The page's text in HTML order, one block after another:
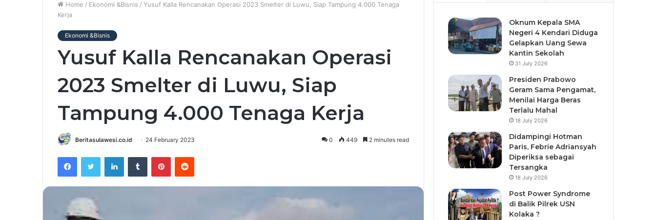
Home / Ekonomi &Bisnis / Yusuf Kalla Rencanakan Operasi 2023 Smelter di Luwu, Siap Tampung 4.000 Tenaga
Kerja
Ekonomi &Bisnis
Yusuf Kalla Rencanakan Operasi
2023 Smelter di Luwu, Siap
Tampung 4.000 Tenaga Kerja
Beritasulawesi.co.id 24 February 2023 0 449 2 minutes read
Oknum Kepala SMA
Negeri 4 Kendari Diduga
Gelapkan Uang Sewa
Kantin Sekolah
31 July 2026
Presiden Prabowo
Geram Sama Pengamat,
Menilai Harga Beras
Terlalu Mahal
18 July 2026
Didampingi Hotman
Paris, Febrie Adriansyah
Diperiksa sebagai
Tersangka
18 July 2026
Post Power Syndrome
di Balik Pilrek USN
Kolaka ?